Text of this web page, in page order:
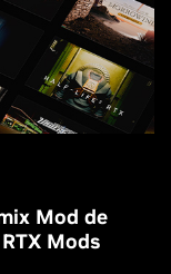
Mod de
Mods